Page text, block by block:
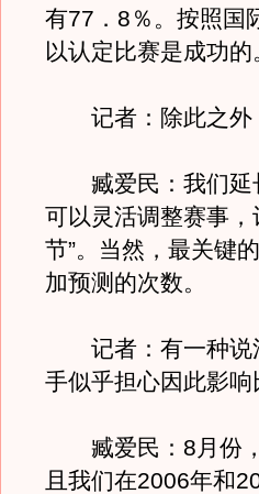
有77．8％。按照国
以认定比赛是成功的
记者：除此之外
臧爱民：我们延
可以灵活调整赛事
节”。当然，最关键
加预测的次数。
记者：有一种说
手似乎担心因此影响
臧爱民：8月份，
且我们在2006年和